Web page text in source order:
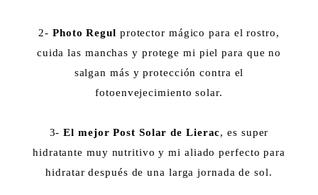
2- Photo Regul protector mágico para el rostro,
cuida las manchas y protege mi piel para que no
salgan más y protección contra el
fotoenvejecimiento solar.
3-El mejor Post Solar de Lierac, es super
hidratante muy nutritivo y mi aliado perfecto para
hidratar después de una larga jornada de sol.